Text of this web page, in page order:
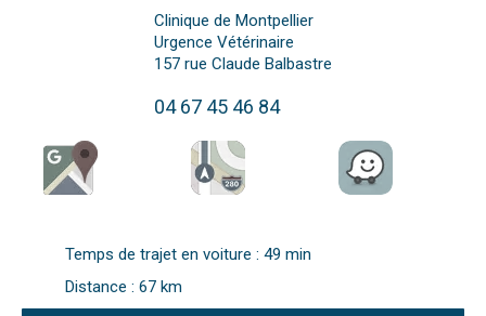
Clinique de Montpellier
Urgence Vétérinaire
157 rue Claude Balbastre
04 67 45 46 84
Temps de trajet en voiture : 49 min
Distance : 67 km